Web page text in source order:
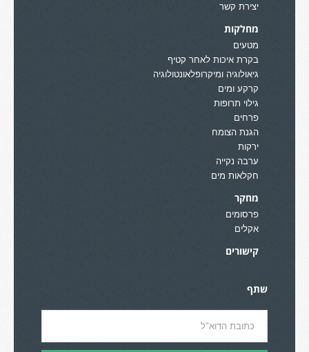
יצירת קשר
מחלקות
מטעים
בקרת איכות לאחר קטיף
גיאולוגיה ומיקרופלאונטולוגיה
קרקע ומים
גילוי תרופות
פרחים
הגנת הצומח
ירקות
ערבה נקייה
חקלאות מים
מחקר
פרסומים
אקלים
קישורים
שתף